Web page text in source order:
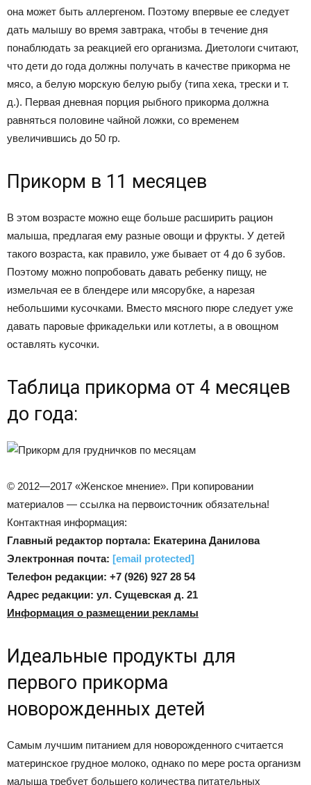
она может быть аллергеном. Поэтому впервые ее следует
дать малышу во время завтрака, чтобы в течение дня
понаблюдать за реакцией его организма. Диетологи считают,
что дети до года должны получать в качестве прикорма не
мясо, а белую морскую белую рыбу (типа хека, трески и т.
д.). Первая дневная порция рыбного прикорма должна
равняться половине чайной ложки, со временем
увеличившись до 50 гр.
Прикорм в 11 месяцев
В этом возрасте можно еще больше расширить рацион
малыша, предлагая ему разные овощи и фрукты. У детей
такого возраста, как правило, уже бывает от 4 до 6 зубов.
Поэтому можно попробовать давать ребенку пищу, не
измельчая ее в блендере или мясорубке, а нарезая
небольшими кусочками. Вместо мясного пюре следует уже
давать паровые фрикадельки или котлеты, а в овощном
оставлять кусочки.
Таблица прикорма от 4 месяцев
до года:
© 2012—2017 «Женское мнение». При копировании
материалов — ссылка на первоисточник обязательна!
Контактная информация:
Главный редактор портала: Екатерина Данилова
Электронная почта: [email protected]
Телефон редакции: +7 (926) 927 28 54
Адрес редакции: ул. Сущевская д. 21
Информация о размещении рекламы
Идеальные продукты для
первого прикорма
новорожденных детей
Самым лучшим питанием для новорожденного считается
материнское грудное молоко, однако по мере роста организм
малыша требует большего количества питательных